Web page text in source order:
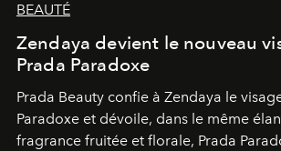
BEAUTÉ
Zendaya devient le nouveau
Prada Paradoxe
Prada Beauty confie à Zendaya le
Paradoxe et dévoile, dans le même
fragrance fruitée et florale, Prada